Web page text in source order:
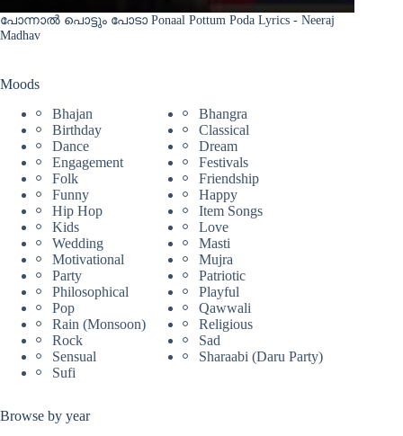
പോന്നാൽ പൊട്ടും പോടാ Ponaal Pottum Poda Lyrics - Neeraj
Madhav
Moods
Bhajan
Bhangra
Birthday
Classical
Dance
Dream
Engagement
Festivals
Folk
Friendship
Funny
Happy
Hip Hop
Item Songs
Kids
Love
Wedding
Masti
Motivational
Mujra
Party
Patriotic
Philosophical
Playful
Pop
Qawwali
Rain (Monsoon)
Religious
Rock
Sad
Sensual
Sharaabi (Daru Party)
Sufi
Browse by year